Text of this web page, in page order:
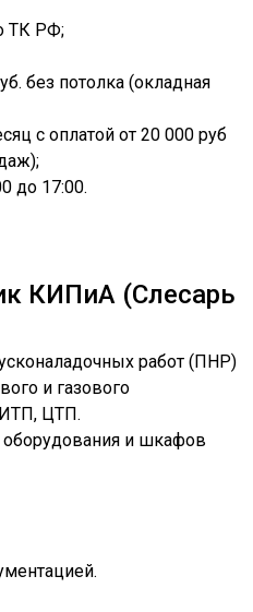
ТК РФ;
без потолка (окладная
с оплатой от 20 000 руб
до 17:00.
КИПиА (Слесарь
работ (ПНР)
и газового
ЦТП.
и шкафов